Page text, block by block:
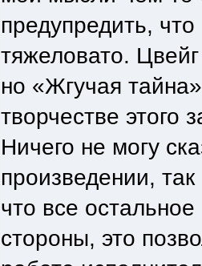
предупредить,
тяжеловато.
но «Жгучая
творчестве этого
Ничего не могу
произведении,
что все
стороны, это